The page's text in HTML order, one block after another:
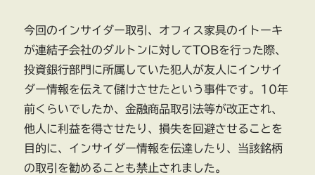
今回のインサイダー取引、オフィス家具のイトーキ
が連結子会社のダルトンに対してTOBを行った際、
投資銀行部門に所属していた犯人が友人にインサイ
ダー情報を伝えて儲けさせたという事件です。10年
前くらいでしたか、金融商品取引法等が改正され、
他人に利益を得させたり、損失を回避させることを
目的に、インサイダー情報を伝達したり、当該銘柄
の取引を勧めることも禁止されました。